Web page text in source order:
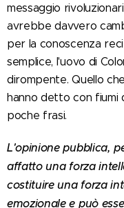
messaggio
avrebbe davvero
per la conoscenza
semplice, l'uovo di
dirompente. Quello
hanno detto con fiumi
poche frasi.
L'opinione pubblica,
affatto una forza
costituire una forza
emozionale e può